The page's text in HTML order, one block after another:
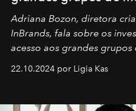
Adriana Bozon, diretora
InBrands, fala sobre os
acesso aos grandes grupos
22.10.2024 por Ligia Kas